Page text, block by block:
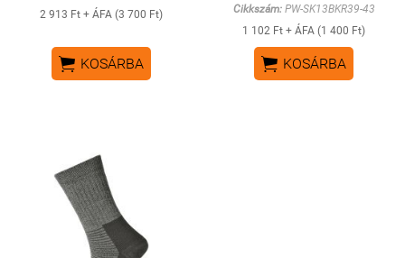
2 913 Ft + ÁFA (3 700 Ft)
 KOSÁRBA
Cikkszám:PW-SK13BKR39-43
1 102 Ft + ÁFA (1 400 Ft)
 KOSÁRBA